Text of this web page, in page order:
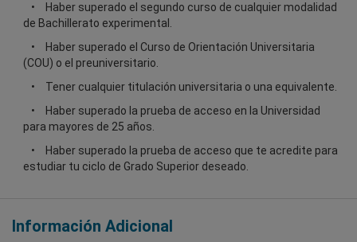
Haber superado el segundo curso de cualquier modalidad
de Bachillerato experimental.
Haber superado el Curso de Orientación Universitaria
(COU) o el preuniversitario.
Tener cualquier titulación universitaria o una equivalente.
Haber superado la prueba de acceso en la Universidad
para mayores de 25 años.
Haber superado la prueba de acceso que te acredite para
estudiar tu ciclo de Grado Superior deseado.
Información Adicional